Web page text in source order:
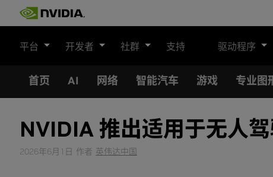
平台 开发者 社群 支持 驱动程序
首页 AI 网络 智能汽车 游戏 专业图
NVIDIA 推出适用于无人
2026年6月1日 作者 英伟达中国